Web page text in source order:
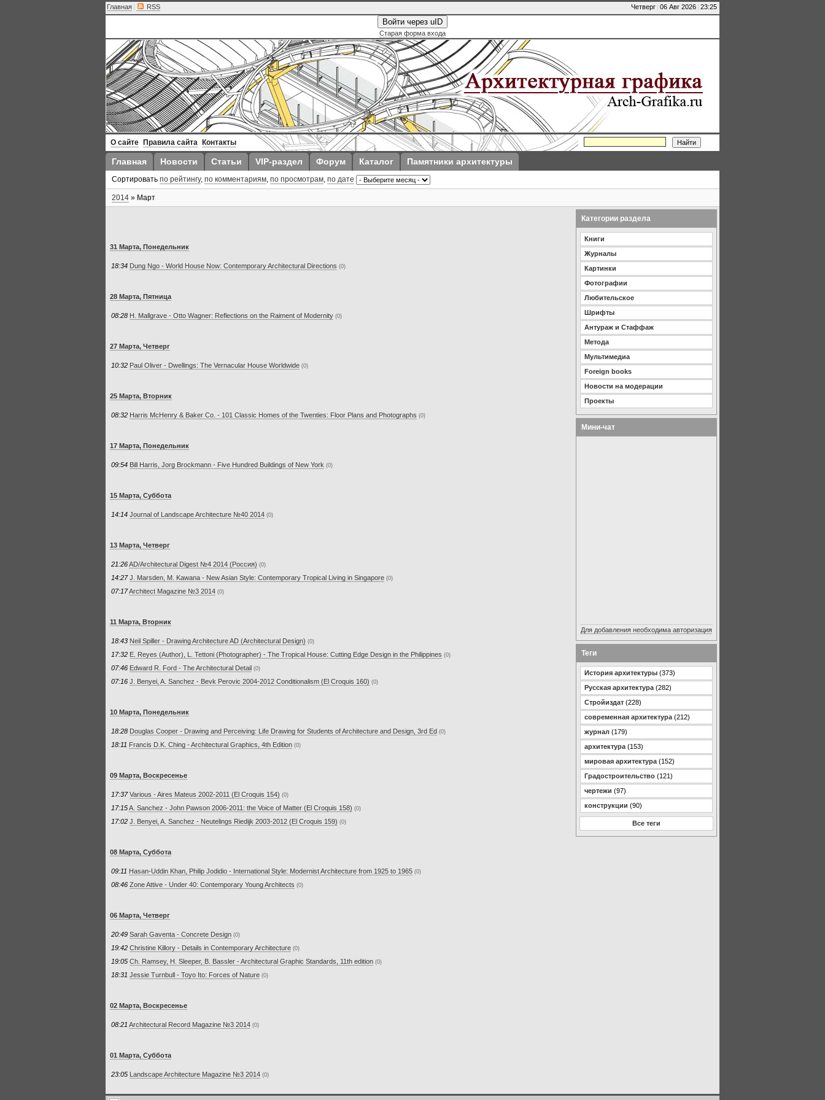
Четверг | 06 Авг 2026 | 23:25
Главная | RSS
Войти через uID
Старая форма входа
О сайте Правила сайта Контакты
Главная Новости Статьи VIP-раздел Форум Каталог Памятники архитектуры
Сортировать по рейтингу, по комментариям, по просмотрам, по дате
2014 » Март
31 Марта, Понедельник
18:34 Dung Ngo - World House Now: Contemporary Architectural Directions (0)
28 Марта, Пятница
08:28 H. Mallgrave - Otto Wagner: Reflections on the Raiment of Modernity (0)
27 Марта, Четверг
10:32 Paul Oliver - Dwellings: The Vernacular House Worldwide (0)
25 Марта, Вторник
08:32 Harris McHenry & Baker Co. - 101 Classic Homes of the Twenties: Floor Plans and Photographs (0)
17 Марта, Понедельник
09:54 Bill Harris, Jorg Brockmann - Five Hundred Buildings of New York (0)
15 Марта, Суббота
14:14 Journal of Landscape Architecture №40 2014 (0)
13 Марта, Четверг
21:26AD/Architecturаl Digest №4 2014 (Россия) (0)
14:27 J. Marsden, M. Kawana - New Asian Style: Contemporary Tropical Living in Singapore (0)
07:17Architect Magazine №3 2014 (0)
11 Марта, Вторник
18:43 Neil Spiller - Drawing Architecture AD (Architectural Design) (0)
17:32 E. Reyes (Author), L. Tettoni (Photographer) - The Tropical House: Cutting Edge Design in the Philippines (0)
07:46 Edward R. Ford - The Architectural Detail (0)
07:16 J. Benyei, A. Sanchez - Bevk Perovic 2004-2012 Conditionalism (El Croquis 160) (0)
10 Марта, Понедельник
18:28 Douglas Cooper - Drawing and Perceiving: Life Drawing for Students of Architecture and Design, 3rd Ed (0)
18:11 Francis D.K. Ching - Architectural Graphics, 4th Edition (0)
09 Марта, Воскресенье
17:37 Various - Aires Mateus 2002-2011 (El Croquis 154) (0)
17:15A. Sanchez - John Pawson 2006-2011: the Voice of Matter (El Croquis 158) (0)
17:02 J. Benyei, A. Sanchez - Neutelings Riedijk 2003-2012 (El Croquis 159) (0)
08 Марта, Суббота
09:11 Hasan-Uddin Khan, Philip Jodidio - International Style: Modernist Architecture from 1925 to 1965 (0)
08:46 Zone Attive - Under 40: Contemporary Young Architects (0)
06 Марта, Четверг
20:49 Sarah Gaventa - Concrete Design (0)
19:42 Christine Killory - Details in Contemporary Architecture (0)
19:05 Ch. Ramsey, H. Sleeper, B. Bassler - Architectural Graphic Standards, 11th edition (0)
18:31 Jessie Turnbull - Toyo Ito: Forces of Nature (0)
02 Марта, Воскресенье
08:21 Architectural Record Magazine №3 2014 (0)
01 Марта, Суббота
23:05 Landscape Architecture Magazine №3 2014 (0)
Категории раздела
Книги
Журналы
Картинки
Фотографии
Любительское
Шрифты
Антураж и Стаффаж
Метода
Мультимедиа
Foreign books
Новости на модерации
Проекты
Мини-чат
Для добавления необходима авторизация
Теги
История архитектуры (373)
Русская архитектура (282)
Стройиздат (228)
современная архитектура (212)
журнал (179)
архитектура (153)
мировая архитектура (152)
Градостроительство (121)
чертежи (97)
конструкции (90)
Все теги